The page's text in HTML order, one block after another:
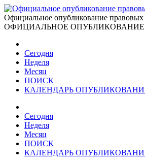
Официальное опубликование правовых
ОФИЦИАЛЬНОЕ ОПУБЛИКОВАНИЕ
Сегодня
Неделя
Месяц
ПОИСК
КАЛЕНДАРЬ
Сегодня
Неделя
Месяц
ПОИСК
КАЛЕНДАРЬ